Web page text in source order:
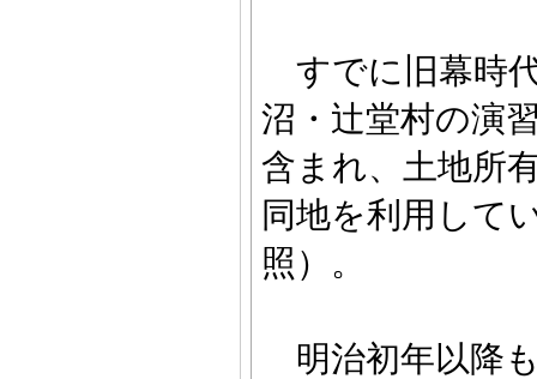
すでに旧幕時
沼・辻堂村の演
含まれ、土地所
同地を利用して
照）。
明治初年以降